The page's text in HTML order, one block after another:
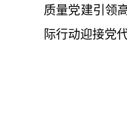
质量党建引领
际行动迎接党